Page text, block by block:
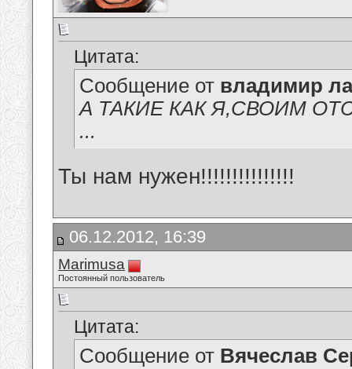
Цитата:
Сообщение от владимир
А ТАКИЕ КАК Я,СВОИМ
...
Ты нам нужен!!!!!!!!!!!!!!!
06.12.2012, 16:39
Marimusa
Постоянный пользователь
Цитата:
Сообщение от Вячеслав